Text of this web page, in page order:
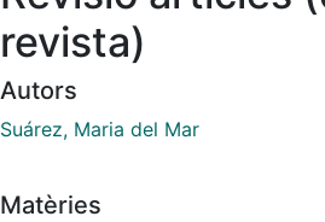
revista)
Autors
Suárez, Maria del Mar
Matèries